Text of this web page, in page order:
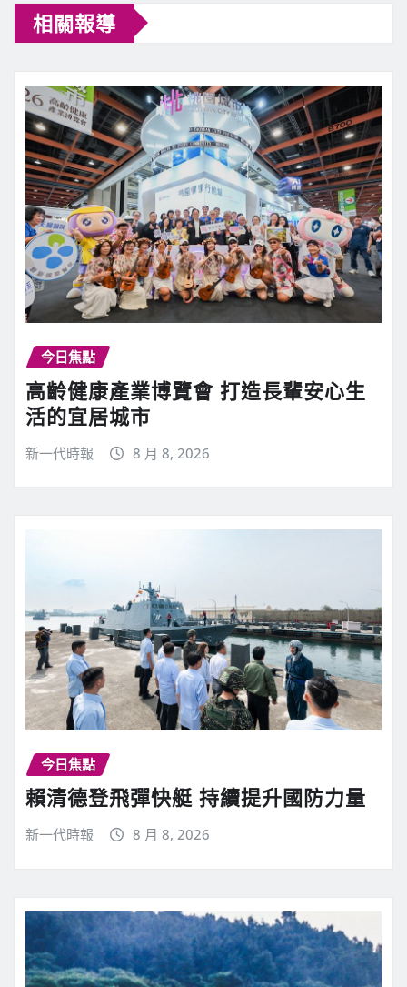
相關報導
今日焦點
高齡健康產業博覽會 打造長輩安心生
活的宜居城市
新一代時報 8 月 8, 2026
今日焦點
賴清德登飛彈快艇 持續提升國防力量
新一代時報 8 月 8, 2026